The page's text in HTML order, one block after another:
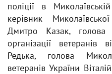
поліції в
керівник
Дмитро Казак, голова
організації ветеранів
Редька, голова
ветеранів України